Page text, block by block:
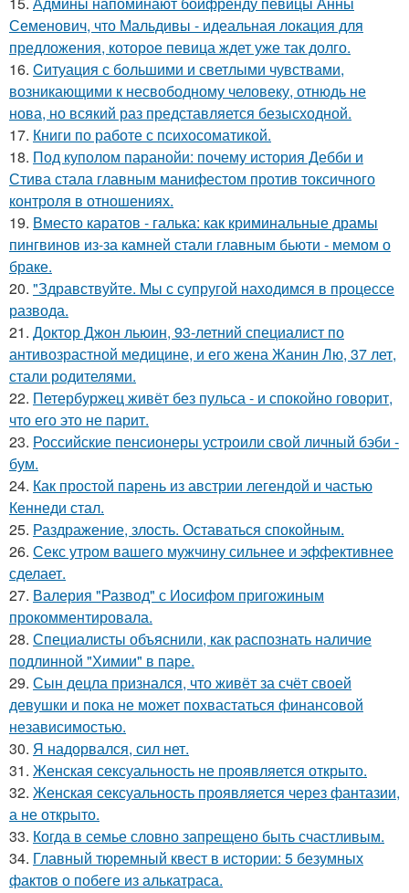
Семенович, что Мальдивы - идеальная локация для
предложения, которое певица ждет уже так долго.
16. Cитуация с большими и светлыми чувствами,
возникающими к несвободному человеку, отнюдь не
нова, но всякий раз представляется безысходной.
17. Книги по работе с психосоматикой.
18. Под куполом паранойи: почему история Дебби и
Стива стала главным манифестом против токсичного
контроля в отношениях.
19. Вместо каратов - галька: как криминальные драмы
пингвинов из-за камней стали главным бьюти - мемом о
браке.
20. "Здравствуйте. Mы с супругой находимся в процессе
развода.
21. Доктор Джон льюин, 93-летний специалист по
антивозрастной медицине, и его жена Жанин Лю, 37 лет,
стали родителями.
22. Петербуржец живёт без пульса - и спокойно говорит,
что его это не парит.
23. Российские пенсионеры устроили свой личный бэби -
бум.
24. Как простой парень из австрии легендой и частью
Кеннеди стал.
25. Раздражение, злость. Оставаться спокойным.
26. Секс утром вашего мужчину сильнее и эффективнее
сделает.
27. Валерия "Развод" с Иосифом пригожиным
прокомментировала.
28. Специалисты объяснили, как распознать наличие
подлинной "Химии" в паре.
29. Сын децла признался, что живёт за счёт своей
девушки и пока не может похвастаться финансовой
независимостью.
30. Я надорвался, сил нет.
31. Женская сексуальность не проявляется открыто.
32. Женская сексуальность проявляется через фантазии,
а не открыто.
33. Когда в семье словно запрещено быть счастливым.
34. Главный тюремный квест в истории: 5 безумных
фактов о побеге из алькатраса.